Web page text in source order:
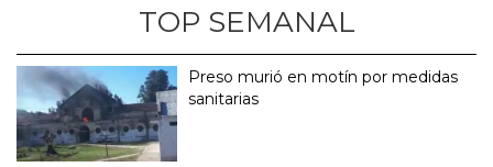
TOP SEMANAL
Preso murió en motín por medidas
sanitarias